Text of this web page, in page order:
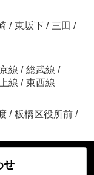
/ 東坂下 / 三田 /
線 / 総武線 /
線 / 東西線
/ 板橋区役所前 /
せ